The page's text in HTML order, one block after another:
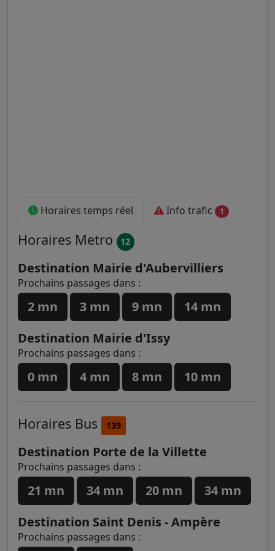
Horaires temps réel Info trafic 1
Horaires Metro 12
Destination Mairie d'Aubervilliers
Prochains passages dans :
2 mn 3 mn 9 mn
14 mn
Destination Mairie d'Issy
Prochains passages dans :
0 mn 4 mn 8 mn 10 mn
Horaires Bus 139
Destination Porte de la Villette
Prochains passages dans :
21 mn 34 mn 20 mn
34 mn
Destination Saint Denis - Ampère
Prochains passages dans :